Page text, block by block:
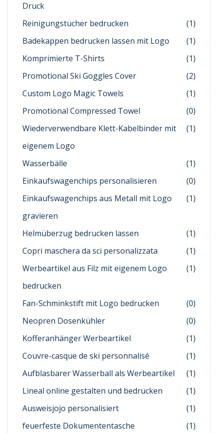
Druck
Reinigungstücher bedrucken
(1)
Badekappen bedrucken lassen mit Logo
(1)
Komprimierte T-Shirts
(1)
Promotional Ski Goggles Cover
(2)
Custom Logo Magic Towels
(1)
Promotional Compressed Towel
(0)
Wiederverwendbare Klett-Kabelbinder mit
eigenem Logo
(1)
Wasserbälle
(1)
Einkaufswagenchips personalisieren
(0)
Einkaufswagenchips aus Metall mit Logo
gravieren
(1)
Helmüberzug bedrucken lassen
(1)
Copri maschera da sci personalizzata
(1)
Werbeartikel aus Filz mit eigenem Logo
bedrucken
(1)
Fan-Schminkstift mit Logo bedrucken
(0)
Neopren Dosenkühler
(0)
Kofferanhänger Werbeartikel
(1)
Couvre-casque de ski personnalisé
(1)
Aufblasbarer Wasserball als Werbeartikel
(1)
Lineal online gestalten und bedrucken
(1)
Ausweisjojo personalisiert
(1)
feuerfeste Dokumententasche
(1)